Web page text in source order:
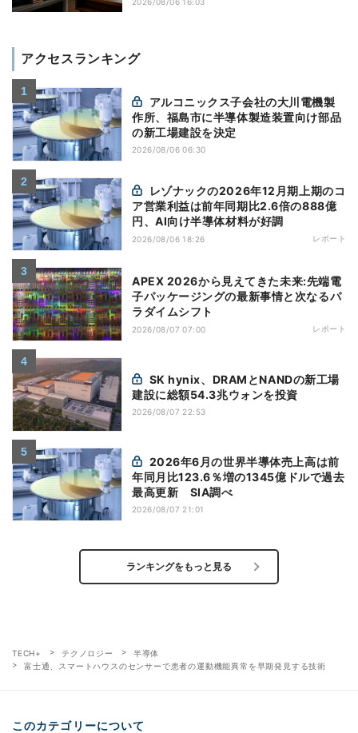
2026/08/06 16:03
アクセスランキング
作所、福島市に半導体製造装置向け部品
の新工場建設を決定
2026/08/06 06:30
ア営業利益は前年同期比2.6倍の888億
円、AI向け半導体材料が好調
2026/08/06 18:26 レポート
APEX 2026から見えてきた未来:先端電
子パッケージングの最新事情と次なるパ
ラダイムシフト
2026/08/07 07:00 レポート
建設に総額54.3兆ウォンを投資
2026/08/07 22:53
年同月比123.6％増の1345億ドルで過去
最高更新 SIA調べ
2026/08/07 21:01
ランキングをもっと見る
TECH+ テクノロジー
半導体
富士通、スマートハウスのセンサーで患者の運動機能異常を早期発見する技術
このカテゴリーについて